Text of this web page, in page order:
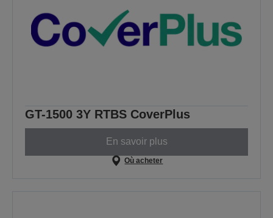
GT-1500 3Y RTBS CoverPlus
En savoir plus
Où acheter